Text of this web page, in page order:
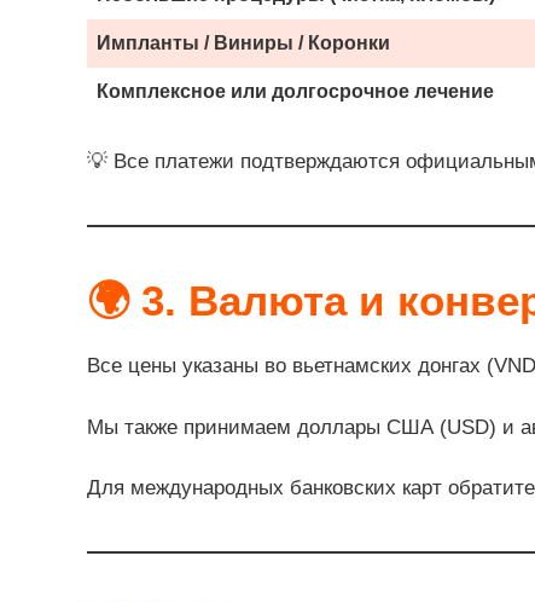
Импланты / Виниры / Коронки
Комплексное или долгосрочное лечение
💡 Все платежи подтверждаются
🌍 3. Валюта и
Все цены указаны во вьетнамских донгах
Мы также принимаем доллары США (USD) и
Для международных банковских карт